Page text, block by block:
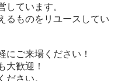
しています。
るものをリユースしてい
にご来場ください！
大歓迎！